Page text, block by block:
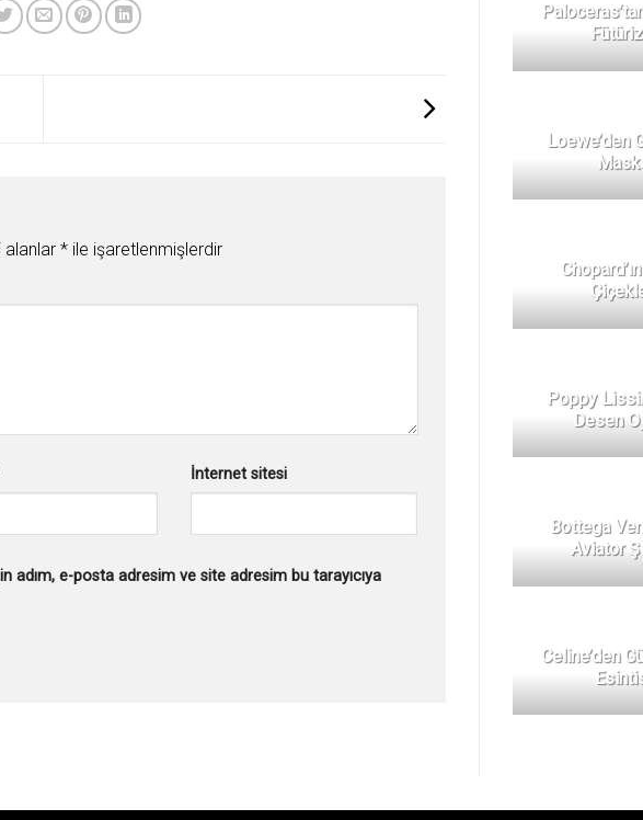
alanlar * ile işaretlenmişlerdir
İnternet sitesi
adım, e-posta adresim ve site adresim bu tarayıcıya
Loewe’den
Chopard’ın
Poppy
Desen
Bottega
Aviator
Celine’den